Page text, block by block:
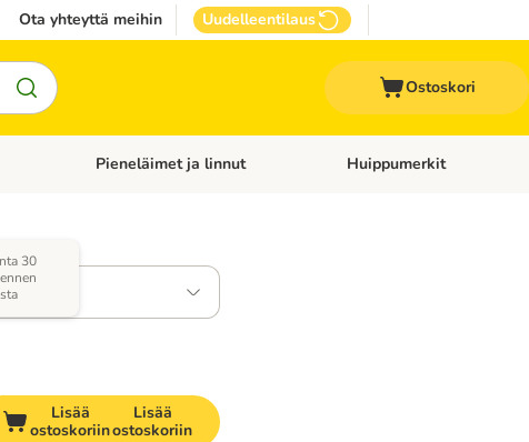
Ota yhteyttä meihin Uudelleentilaus
Ostoskori
Kissan tarvikkeetAvaa kategoriavalikko: Terveydenhoito
Pieneläimet ja linnut Avaa kategoriavalikko:
Huippumerkit
30
Lisää
ostoskoriin
Lisää
ostoskoriin